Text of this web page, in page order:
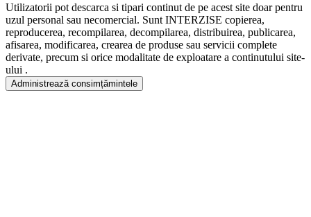
Utilizatorii pot descarca si tipari continut de pe acest site doar pentru
uzul personal sau necomercial. Sunt INTERZISE copierea,
reproducerea, recompilarea, decompilarea, distribuirea, publicarea,
afisarea, modificarea, crearea de produse sau servicii complete
derivate, precum si orice modalitate de exploatare a continutului site-
ului .
Administrează consimțămintele